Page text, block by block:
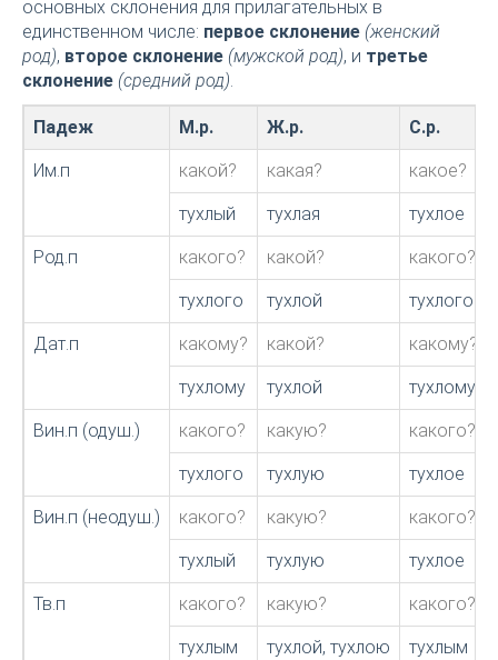
основных склонения для прилагательных в
единственном числе: первое склонение (женский
род), второе склонение (мужской род), и третье
склонение (средний род).
Падеж М.р. Ж.р. С.р.
Им.п какой? какая? какое?
тухлый тухлая тухлое
Род.п какого? какой? какого?
тухлого тухлой тухлого
Дат.п какому? какой? какому?
тухлому тухлой тухлому
Вин.п (одуш.) какого? какую? какого?
тухлого тухлую тухлое
Вин.п (неодуш.) какого? какую? какого?
тухлый тухлую тухлое
Тв.п какого? какую? какого?
тухлым тухлой, тухлою тухлым